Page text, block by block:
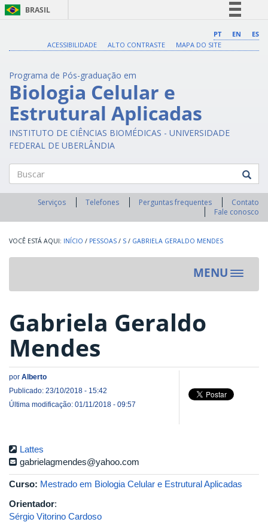
BRASIL
Comunica BR
Legislação
Canais
PT EN
ES
ACESSIBILIDADE
ALTO CONTRASTE MAPA DO SITE
Programa de Pós-graduação em
Biologia Celular e
Estrutural Aplicadas
INSTITUTO DE CIÊNCIAS BIOMÉDICAS - UNIVERSIDADE
FEDERAL DE UBERLÂNDIA
Buscar
Serviços Telefones Perguntas frequentes
Contato
Fale conosco
INÍCIO / PESSOAS / S / GABRIELA GERALDO MENDES
MENU
Toggle
Gabriela Geraldo
Mendes
por Alberto
Publicado: 23/10/2018 - 15:42
Última modificação: 01/11/2018 - 09:57
Lattes
gabrielagmendes@yahoo.com
Curso: Mestrado em Biologia Celular e Estrutural Aplicadas
Orientador:
Sérgio Vitorino Cardoso